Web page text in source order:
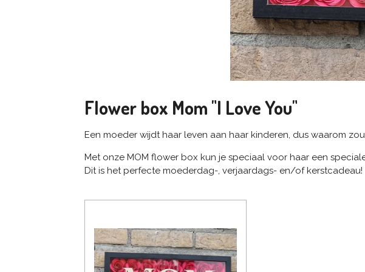
Flower box Mom "I Love You"
Een moeder wijdt haar leven aan haar kinderen, dus waarom
Met onze MOM flower box kun je speciaal voor haar een
Dit is het perfecte moederdag-, verjaardags- en/of kerstcadeau!